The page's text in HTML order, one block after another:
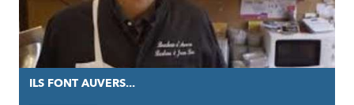
ILS FONT AUVERS...